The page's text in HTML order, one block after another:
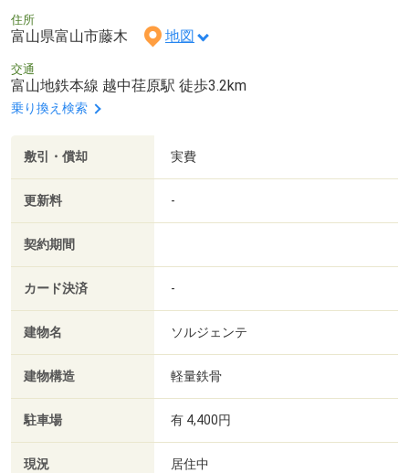
住所
富山県富山市藤木 地図
交通
富山地鉄本線 越中荏原駅 徒歩3.2km
乗り換え検索
敷引・償却 実費
更新料 -
契約期間
カード決済 -
建物名 ソルジェンテ
建物構造 軽量鉄骨
駐車場 有 4,400円
現況 居住中